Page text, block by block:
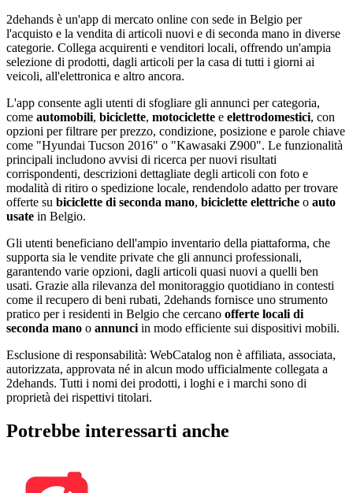
2dehands è un'app di mercato online con sede in Belgio per
l'acquisto e la vendita di articoli nuovi e di seconda mano in diverse
categorie. Collega acquirenti e venditori locali, offrendo un'ampia
selezione di prodotti, dagli articoli per la casa di tutti i giorni ai
veicoli, all'elettronica e altro ancora.
L'app consente agli utenti di sfogliare gli annunci per categoria,
come automobili, biciclette, motociclette e elettrodomestici, con
opzioni per filtrare per prezzo, condizione, posizione e parole chiave
come "Hyundai Tucson 2016" o "Kawasaki Z900". Le funzionalità
principali includono avvisi di ricerca per nuovi risultati
corrispondenti, descrizioni dettagliate degli articoli con foto e
modalità di ritiro o spedizione locale, rendendolo adatto per trovare
offerte su biciclette di seconda mano, biciclette elettriche o auto
usate in Belgio.
Gli utenti beneficiano dell'ampio inventario della piattaforma, che
supporta sia le vendite private che gli annunci professionali,
garantendo varie opzioni, dagli articoli quasi nuovi a quelli ben
usati. Grazie alla rilevanza del monitoraggio quotidiano in contesti
come il recupero di beni rubati, 2dehands fornisce uno strumento
pratico per i residenti in Belgio che cercano offerte locali di
seconda mano o annunci in modo efficiente sui dispositivi mobili.
Esclusione di responsabilità: WebCatalog non è affiliata, associata,
autorizzata, approvata né in alcun modo ufficialmente collegata a
2dehands. Tutti i nomi dei prodotti, i loghi e i marchi sono di
proprietà dei rispettivi titolari.
Potrebbe interessarti anche